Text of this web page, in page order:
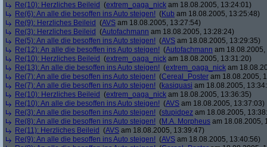
Re(10): Herzliches Beileid (extrem_oaga_nick am 18.08.2005, 13:24:01)
Re(6): An alle die besoffen ins Auto steigen! (Kub am 18.08.2005, 13:25:48)
Re(9): Herzliches Beileid (AVS am 18.08.2005, 13:27:54)
Re(3): Herzliches Beileid (Autofachmann am 18.08.2005, 13:28:24)
Re(5): An alle die besoffen ins Auto steigen! (AVS am 18.08.2005, 13:29:35)
Re(12): An alle die besoffen ins Auto steigen! (Autofachmann am
Re(10): Herzliches Beileid (extrem_oaga_nick am 18.08.2005, 13:31:20)
Re(13): An alle die besoffen ins Auto steigen! (extrem_oaga_nick am
Re(7): An alle die besoffen ins Auto steigen! (Cereal_Poster am 18.08.2005,
Re(7): An alle die besoffen ins Auto steigen! (kasiquasi am 18.08.2005,
Re(10): Herzliches Beileid (extrem_oaga_nick am 18.08.2005, 13:36:35)
Re(10): An alle die besoffen ins Auto steigen! (AVS am 18.08.2005, 13:37:03)
Re(3): An alle die besoffen ins Auto steigen! (stupidpez am 18.08.2005,
Re(8): An alle die besoffen ins Auto steigen! (M.A. Morpheus am 18.08.2005,
Re(11): Herzliches Beileid (AVS am 18.08.2005, 13:39:47)
Re(9): An alle die besoffen ins Auto steigen! (AVS am 18.08.2005, 13:40:56)